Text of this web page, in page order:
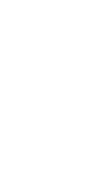
den
nicht
& zu sehen,